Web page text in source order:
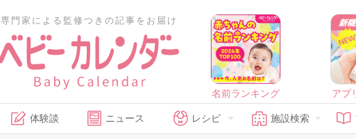
専門家による監修つきの記事をお届け
名前ランキング アプ
体験談 ニュース レシピ 施設検索